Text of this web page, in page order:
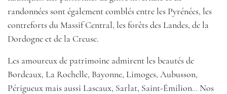
randonnées sont également comblés entre les Pyrénées, les
contreforts du Massif Central, les forêts des Landes, de la
Dordogne et de la Creuse.
Les amoureux de patrimoine admirent les beautés de
Bordeaux, La Rochelle, Bayonne, Limoges, Aubusson,
Périgueux mais aussi Lascaux, Sarlat, Saint-Émilion… Nos